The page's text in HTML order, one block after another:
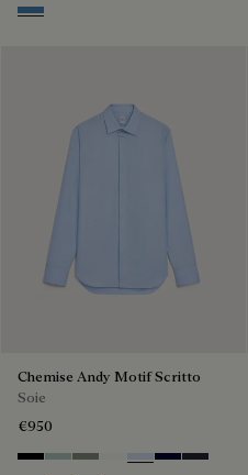
Middle Blue
Chemise Andy Motif Scritto
Soie
€950
NoirDuck Egg
Slate Green
Blanc Optique
Sky Blue
Nero Blue
Cold